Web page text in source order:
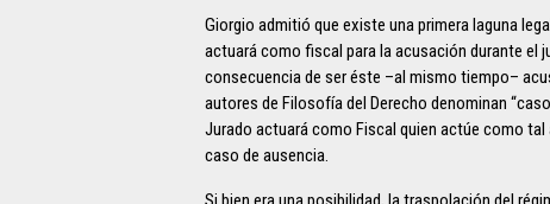
Giorgio admitió que existe una primera laguna
actuará como fiscal para la acusación durante el
consecuencia de ser éste –al mismo tiempo–
autores de Filosofía del Derecho denominan
Jurado actuará como Fiscal quien actúe como tal
caso de ausencia.